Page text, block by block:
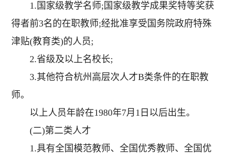
1.国家级教学名师;国家级教学成果奖特等奖获
得者前3名的在职教师;经批准享受国务院政府特殊
津贴(教育类)的人员;
2.省级及以上名校长;
3.其他符合杭州高层次人才B类条件的在职教
师。
以上人员年龄在1980年7月1日以后出生。
(二)第二类人才
1.具有全国模范教师、全国优秀教师、全国优